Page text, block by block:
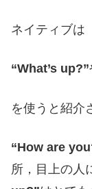
ネイティブは
“What’s up?”
を使うと紹介
“How are
所，目上の人